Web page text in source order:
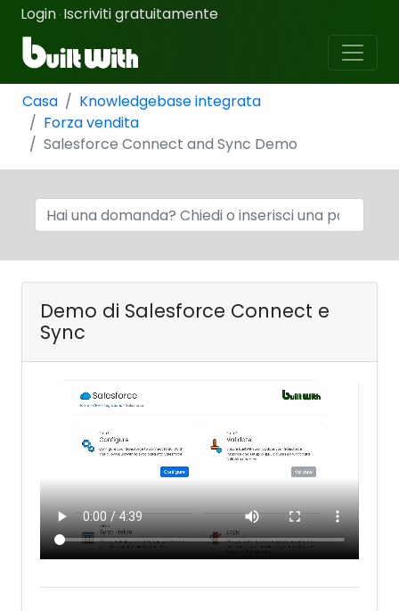
Login · Iscriviti gratuitamente
Casa
Knowledgebase integrata
Forza vendita
Salesforce Connect and Sync Demo
Demo di Salesforce Connect e
Sync